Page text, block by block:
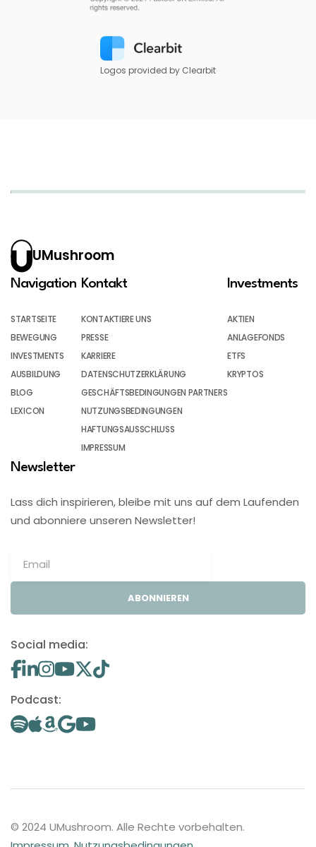
Logos provided by Clearbit
UMushroom
Navigation
STARTSEITE
BEWEGUNG
INVESTMENTS
AUSBILDUNG
BLOG
LEXICON
Kontakt
KONTAKTIERE UNS
PRESSE
KARRIERE
DATENSCHUTZERKLÄRUNG
GESCHÄFTSBEDINGUNGEN PARTNERS
NUTZUNGSBEDINGUNGEN
HAFTUNGSAUSSCHLUSS
IMPRESSUM
Investments
AKTIEN
ANLAGEFONDS
ETFS
KRYPTOS
Newsletter
Lass dich inspirieren, bleibe mit uns auf dem Laufenden
und abonniere unseren Newsletter!
ABONNIEREN
Social media:
Podcast:
© 2024 UMushroom. Alle Rechte vorbehalten.